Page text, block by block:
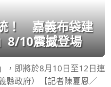
！ 嘉義布袋建
8/10震撼登場
，即將於8月10日至12日連
縣政府）【記者陳夏恩／